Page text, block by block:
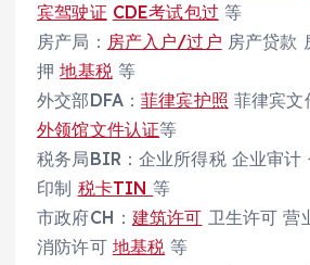
宾驾驶证 CDE考试包过 等
房产局： 房产入户/过户 房产贷款
押地基税等
外交部DFA：菲律宾护照 菲律宾
外领馆文件认证等
税务局BIR：企业所得税 企业审计
印制 税卡TIN 等
市政府CH： 建筑许可 卫生许可 营
消防许可 地基税 等